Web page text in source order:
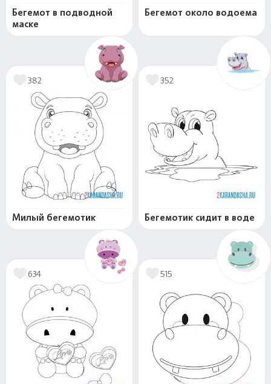
Бегемот в подводной
маске
Бегемот около водоема
382
Милый бегемотик
352
Бегемотик сидит в воде
634 515